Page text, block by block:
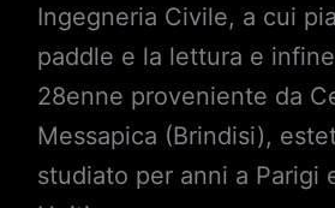
Ingegneria Civile, a cui
paddle e la lettura e infine
28enne proveniente da
Messapica (Brindisi),
studiato per anni a Parigi